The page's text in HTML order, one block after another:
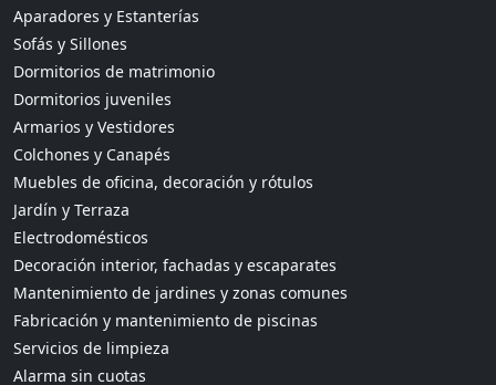
Aparadores y Estanterías
Sofás y Sillones
Dormitorios de matrimonio
Dormitorios juveniles
Armarios y Vestidores
Colchones y Canapés
Muebles de oficina, decoración y rótulos
Jardín y Terraza
Electrodomésticos
Decoración interior, fachadas y escaparates
Mantenimiento de jardines y zonas comunes
Fabricación y mantenimiento de piscinas
Servicios de limpieza
Alarma sin cuotas